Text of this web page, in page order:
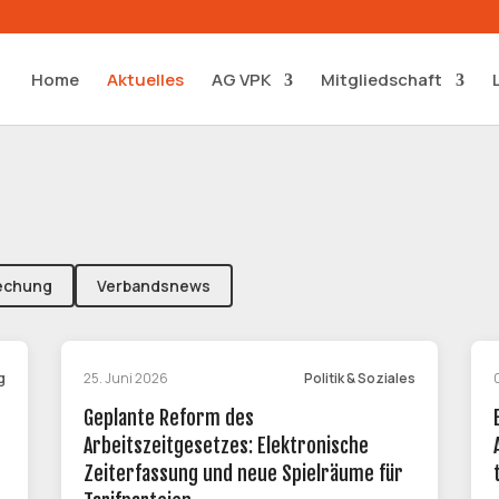
Home Aktuelles AG VPK Mitgliedschaft
Verbandsnews
25. Juni 2026 Politik & Soziales
Geplante Reform des
Arbeitszeitgesetzes: Elektronische
Zeiterfassung und neue Spielräume für